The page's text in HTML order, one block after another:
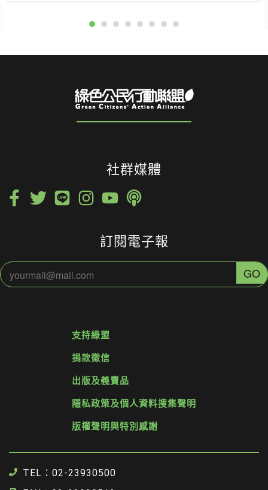
社群媒體
訂閱電子報
支持綠盟
捐款徵信
出版及義賣品
隱私政策及個人資料搜集聲明
版權聲明與特別感謝
TEL：02-23930500